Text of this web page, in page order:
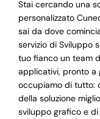
Stai cercando una
personalizzato
sai da dove
servizio di Sviluppo
tuo fianco un team
applicativi, pronto a
occupiamo di tutto:
della soluzione
sviluppo grafico e